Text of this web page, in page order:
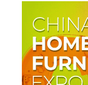
集团展会
参展联络